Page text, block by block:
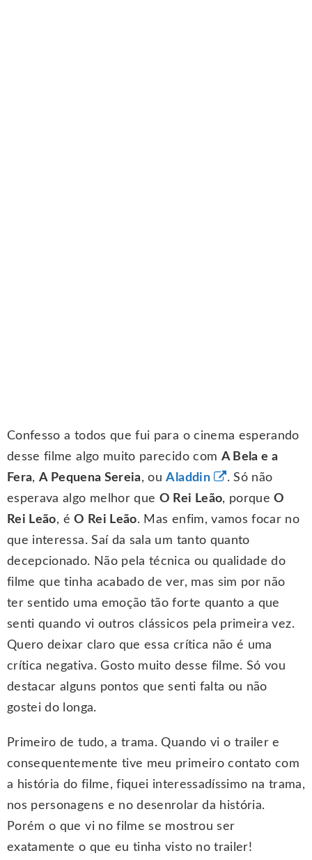
Confesso a todos que fui para o cinema esperando
desse filme algo muito parecido com A Bela e a
Fera,A Pequena Sereia, ouAladdin
. Só não
esperava algo melhor que O Rei Leão, porqueO
Rei Leão, éO Rei Leão. Mas enfim, vamos focar no
que interessa. Saí da sala um tanto quanto
decepcionado. Não pela técnica ou qualidade do
filme que tinha acabado de ver, mas sim por não
ter sentido uma emoção tão forte quanto a que
senti quando vi outros clássicos pela primeira vez.
Quero deixar claro que essa crítica não é uma
crítica negativa. Gosto muito desse filme. Só vou
destacar alguns pontos que senti falta ou não
gostei do longa.
Primeiro de tudo, a trama. Quando vi o trailer e
consequentemente tive meu primeiro contato com
a história do filme, fiquei interessadíssimo na trama,
nos personagens e no desenrolar da história.
Porém o que vi no filme se mostrou ser
exatamente o que eu tinha visto no trailer!